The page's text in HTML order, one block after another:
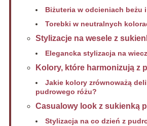
Biżuteria w odcieniach beżu i
Torebki w neutralnych
Stylizacje na wesele z
Elegancka stylizacja na
Kolory, które harmonizują z
Jakie kolory zrównoważą
pudrowego różu?
Casualowy look z sukienką
Stylizacja na co dzień z